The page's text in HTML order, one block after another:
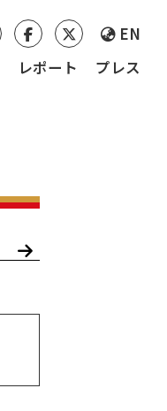
EN
レポート プレス